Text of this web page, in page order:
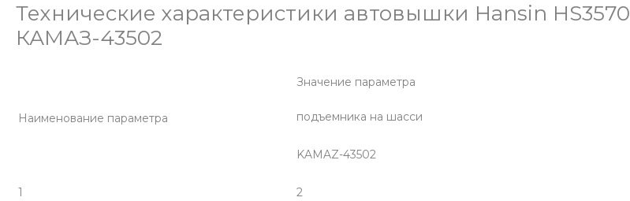
Технические характеристики автовышки Hansin HS3570
КАМАЗ-43502
Наименование параметра
Значение параметра
подъемника на шасси
KAMAZ-43502
1 2